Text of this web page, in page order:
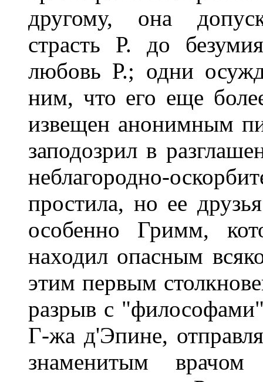
другому, она
страсть Р. до
любовь Р.; одни
ним, что его еще
извещен анонимным
заподозрил в
неблагородно-
простила, но ее
особенно Гримм,
находил опасным
этим первым
разрыв с
Г-жа д'Эпине,
знаменитым